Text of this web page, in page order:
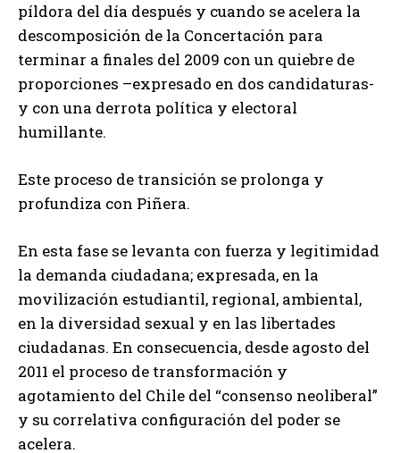
píldora del día después y cuando se acelera la
descomposición de la Concertación para
terminar a finales del 2009 con un quiebre de
proporciones –expresado en dos candidaturas-
y con una derrota política y electoral
humillante.
Este proceso de transición se prolonga y
profundiza con Piñera.
En esta fase se levanta con fuerza y legitimidad
la demanda ciudadana; expresada, en la
movilización estudiantil, regional, ambiental,
en la diversidad sexual y en las libertades
ciudadanas. En consecuencia, desde agosto del
2011 el proceso de transformación y
agotamiento del Chile del “consenso neoliberal”
y su correlativa configuración del poder se
acelera.